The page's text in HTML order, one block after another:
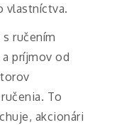
vlastníctva.
ručením
príjmov od
To
akcionári